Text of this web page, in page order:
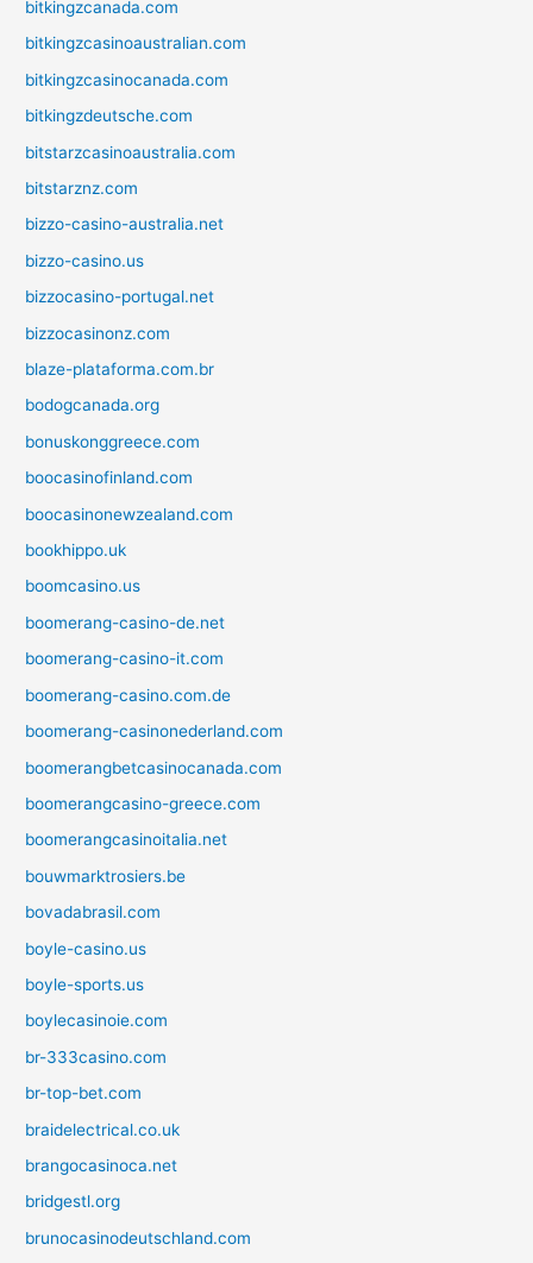
bitkingzcanada.com
bitkingzcasinoaustralian.com
bitkingzcasinocanada.com
bitkingzdeutsche.com
bitstarzcasinoaustralia.com
bitstarznz.com
bizzo-casino-australia.net
bizzo-casino.us
bizzocasino-portugal.net
bizzocasinonz.com
blaze-plataforma.com.br
bodogcanada.org
bonuskonggreece.com
boocasinofinland.com
boocasinonewzealand.com
bookhippo.uk
boomcasino.us
boomerang-casino-de.net
boomerang-casino-it.com
boomerang-casino.com.de
boomerang-casinonederland.com
boomerangbetcasinocanada.com
boomerangcasino-greece.com
boomerangcasinoitalia.net
bouwmarktrosiers.be
bovadabrasil.com
boyle-casino.us
boyle-sports.us
boylecasinoie.com
br-333casino.com
br-top-bet.com
braidelectrical.co.uk
brangocasinoca.net
bridgestl.org
brunocasinodeutschland.com